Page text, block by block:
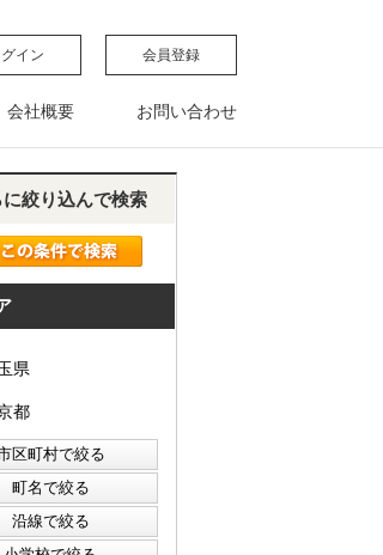
グイン 会員登録
会社概要 お問い合わせ
に絞り込んで検索
県
都